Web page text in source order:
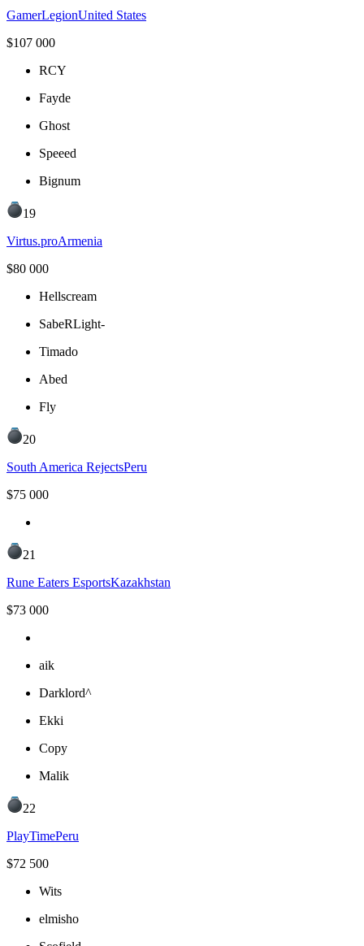
GamerLegionUnited States
$107 000
RCY
Fayde
Ghost
Speeed
Bignum
19
Virtus.proArmenia
$80 000
Hellscream
SabeRLight-
Timado
Abed
Fly
20
South America RejectsPeru
$75 000
21
Rune Eaters EsportsKazakhstan
$73 000
aik
Darklord^
Ekki
Copy
Malik
22
PlayTimePeru
$72 500
Wits
elmisho